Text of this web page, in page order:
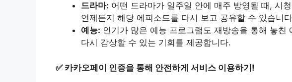
드라마: 어떤 드라마가 일주일 안에 매주 방영될 때, 시
언제든지 해당 에피소드를 다시 보고 공유할 수 있습니
예능: 인기가 많은 예능 프로그램도 재방송을 통해 놓친
다시 감상할 수 있는 기회를 제공합니다.
✅ 카카오페이 인증을 통해 안전하게 서비스 이용하기!